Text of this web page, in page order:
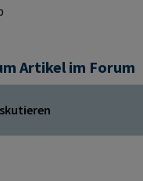
Artikel im Forum